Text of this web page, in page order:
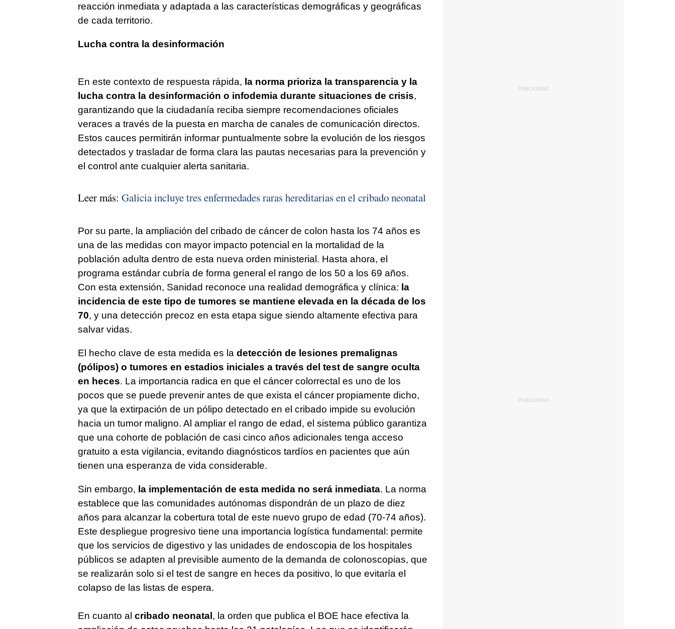
reacción inmediata y adaptada a las características demográficas y geográficas
de cada territorio.
Lucha contra la desinformación
En este contexto de respuesta rápida, la norma prioriza la transparencia y la
lucha contra la desinformación o infodemia durante situaciones de crisis,
garantizando que la ciudadanía reciba siempre recomendaciones oficiales
veraces a través de la puesta en marcha de canales de comunicación directos.
Estos cauces permitirán informar puntualmente sobre la evolución de los riesgos
detectados y trasladar de forma clara las pautas necesarias para la prevención y
el control ante cualquier alerta sanitaria.
Leer más: Galicia incluye tres enfermedades raras hereditarias en el cribado neonatal
Por su parte, la ampliación del cribado de cáncer de colon hasta los 74 años es
una de las medidas con mayor impacto potencial en la mortalidad de la
población adulta dentro de esta nueva orden ministerial. Hasta ahora, el
programa estándar cubría de forma general el rango de los 50 a los 69 años.
Con esta extensión, Sanidad reconoce una realidad demográfica y clínica: la
incidencia de este tipo de tumores se mantiene elevada en la década de los
70, y una detección precoz en esta etapa sigue siendo altamente efectiva para
salvar vidas.
El hecho clave de esta medida es la detección de lesiones premalignas
(pólipos) o tumores en estadios iniciales a través del test de sangre oculta
en heces. La importancia radica en que el cáncer colorrectal es uno de los
pocos que se puede prevenir antes de que exista el cáncer propiamente dicho,
ya que la extirpación de un pólipo detectado en el cribado impide su evolución
hacia un tumor maligno. Al ampliar el rango de edad, el sistema público garantiza
que una cohorte de población de casi cinco años adicionales tenga acceso
gratuito a esta vigilancia, evitando diagnósticos tardíos en pacientes que aún
tienen una esperanza de vida considerable.
Sin embargo, la implementación de esta medida no será inmediata. La norma
establece que las comunidades autónomas dispondrán de un plazo de diez
años para alcanzar la cobertura total de este nuevo grupo de edad (70-74 años).
Este despliegue progresivo tiene una importancia logística fundamental: permite
que los servicios de digestivo y las unidades de endoscopia de los hospitales
públicos se adapten al previsible aumento de la demanda de colonoscopias, que
se realizarán solo si el test de sangre en heces da positivo, lo que evitaría el
colapso de las listas de espera.
En cuanto al cribado neonatal, la orden que publica el BOE hace efectiva la